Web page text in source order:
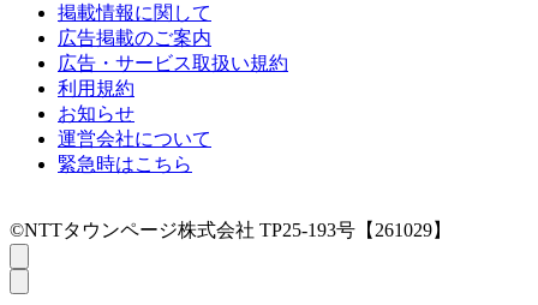
掲載情報に関して
広告掲載のご案内
広告・サービス取扱い規約
利用規約
お知らせ
運営会社について
緊急時はこちら
©NTTタウンページ株式会社 TP25-193号【261029】